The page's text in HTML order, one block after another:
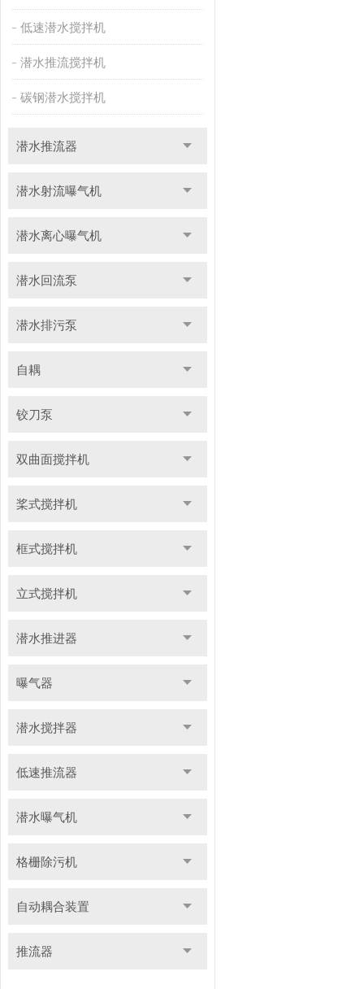
低速潜水搅拌机
潜水推流搅拌机
碳钢潜水搅拌机
潜水推流器
潜水射流曝气机
潜水离心曝气机
潜水回流泵
潜水排污泵
自耦
铰刀泵
双曲面搅拌机
桨式搅拌机
框式搅拌机
立式搅拌机
潜水推进器
曝气器
潜水搅拌器
低速推流器
潜水曝气机
格栅除污机
自动耦合装置
推流器